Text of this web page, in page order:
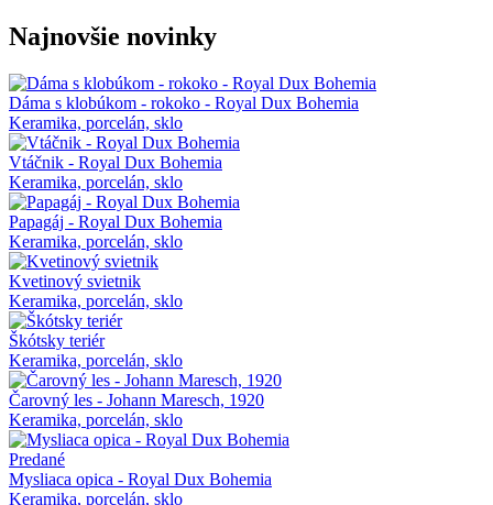
Najnovšie novinky
Dáma s klobúkom - rokoko - Royal Dux Bohemia
Keramika, porcelán, sklo
Vtáčnik - Royal Dux Bohemia
Keramika, porcelán, sklo
Papagáj - Royal Dux Bohemia
Keramika, porcelán, sklo
Kvetinový svietnik
Keramika, porcelán, sklo
Škótsky teriér
Keramika, porcelán, sklo
Čarovný les - Johann Maresch, 1920
Keramika, porcelán, sklo
Predané
Mysliaca opica - Royal Dux Bohemia
Keramika, porcelán, sklo